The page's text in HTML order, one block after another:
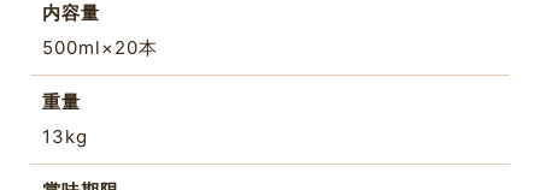
内容量
500ml×20本
重量
13kg